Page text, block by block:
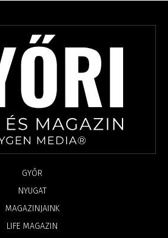
GYŐR
NYUGAT
MAGAZINJAINK
LIFE MAGAZIN